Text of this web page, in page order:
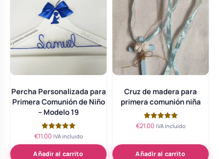
Percha Personalizada para
Primera Comunión de Niño
– Modelo 19
Valorado
de 5
€11.00 IVA incluido
Añadir al carrito
Cruz de madera para
primera comunión niña
Valorado
€21.00 IVA incluido
Añadir al carrito